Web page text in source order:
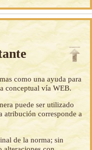
como una ayuda para
conceptual vía WEB.
puede ser utilizado
atribución corresponde a
de la norma; sin